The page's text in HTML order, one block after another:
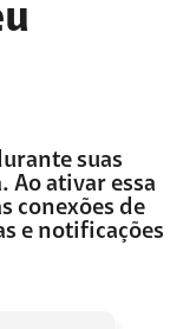
suas
Ao ativar essa
conexões de
e notificações